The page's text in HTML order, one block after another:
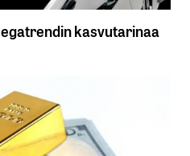
kasvutarinaa